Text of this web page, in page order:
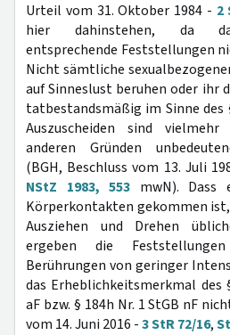
Urteil vom 31. Oktober 1984 - 2
hier dahinstehen, da
entsprechende Feststellungen
Nicht sämtliche
auf Sinneslust beruhen oder ihr
tatbestandsmäßig im Sinne des
Auszuscheiden sind
anderen Gründen
(BGH, Beschluss vom 13. Juli
NStZ 1983, 553 mwN). Dass
Körperkontakten gekommen
Ausziehen und Drehen
ergeben die
Berührungen von geringer
das Erheblichkeitsmerkmal des
aF bzw. § 184h Nr. 1 StGB nF
vom 14. Juni 2016 -3 StR 72/16,